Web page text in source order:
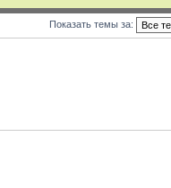
Показать темы за: